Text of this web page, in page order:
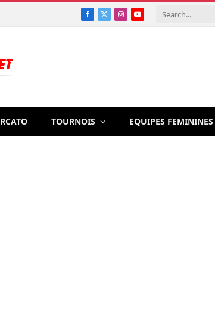
Facebook
X
Instagram
YouTube
TOURNOIS EQUIPES FEMININES